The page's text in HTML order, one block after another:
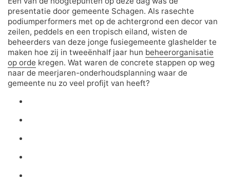
presentatie door gemeente Schagen. Als rasechte
podiumperformers met op de achtergrond een decor van
zeilen, peddels en een tropisch eiland, wisten de
beheerders van deze jonge fusiegemeente glashelder te
maken hoe zij in tweeënhalf jaar hun beheerorganisatie
op orde kregen. Wat waren de concrete stappen op weg
naar de meerjaren-onderhoudsplanning waar de
gemeente nu zo veel profijt van heeft?